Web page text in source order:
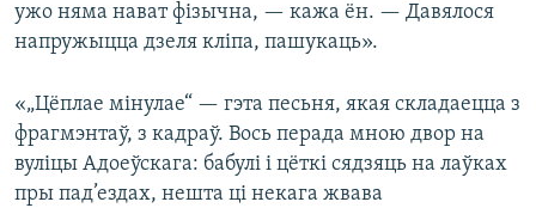
ужо няма нават фізычна, — кажа ён. — Давялося
напружыцца дзеля кліпа, пашукаць».
«„Цёплае мінулае“ — гэта песьня, якая складаецца з
фрагмэнтаў, з кадраў. Вось перада мною двор на
вуліцы Адоеўскага: бабулі і цёткі сядзяць на лаўках
пры пад’ездах, нешта ці некага жвава